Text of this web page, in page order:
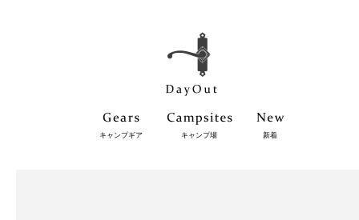
キャンプギア キャンプ場 新着